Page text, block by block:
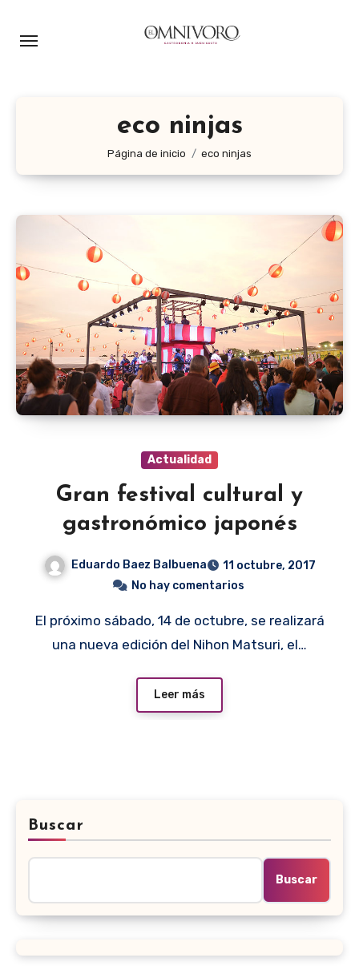
eco ninjas
Página de inicio eco ninjas
Actualidad
Gran festival cultural y
gastronómico japonés
Eduardo Baez Balbuena
11 octubre, 2017
No hay comentarios
El próximo sábado, 14 de octubre, se realizará
una nueva edición del Nihon Matsuri, el…
Leer más
Buscar
Buscar